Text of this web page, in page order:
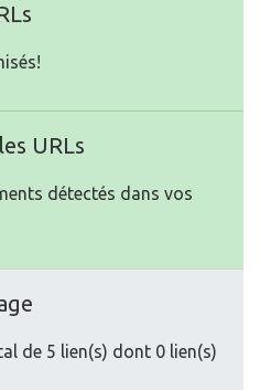
URLs
détectés dans vos
de 5 lien(s) dont 0 lien(s)